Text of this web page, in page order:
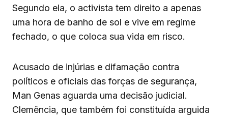
Segundo ela, o activista tem direito a apenas
uma hora de banho de sol e vive em regime
fechado, o que coloca sua vida em risco.
Acusado de injúrias e difamação contra
políticos e oficiais das forças de segurança,
Man Genas aguarda uma decisão judicial.
Clemência, que também foi constituída arguida